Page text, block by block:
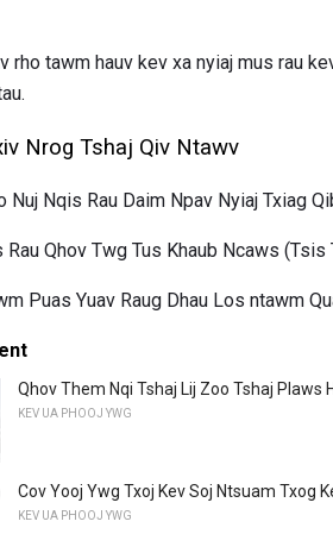
rho tawm hauv kev xa nyiaj mus rau
Nrog Tshaj Qiv Ntawv
Nuj Nqis Rau Daim Npav Nyiaj Txiag
Rau Qhov Twg Tus Khaub Ncaws
Puas Yuav Raug Dhau Los ntawm
Qhov Them Nqi Tshaj Lij Zoo Tshaj Plaws
KEV UA PHOOJ YWG
Cov Yooj Ywg Txoj Kev Soj Ntsuam Txog
KEV UA PHOOJ YWG